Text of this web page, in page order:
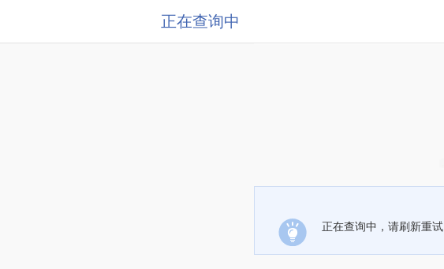
正在查询中
正在查询中，请刷新重试